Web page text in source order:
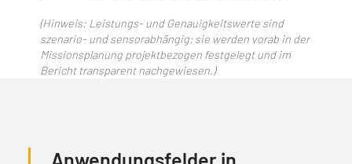
(Hinweis: Leistungs‑ und Genauigkeitswerte sind
szenario‑ und sensorabhängig; sie werden vorab in der
Missionsplanung projektbezogen festgelegt und im
Bericht transparent nachgewiesen.)